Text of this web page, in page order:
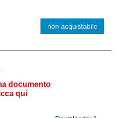
non acquistabile
documento
qui